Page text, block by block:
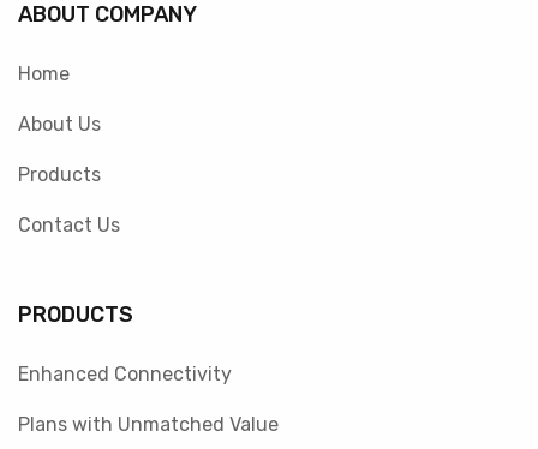
ABOUT COMPANY
Home
About Us
Products
Contact Us
PRODUCTS
Enhanced Connectivity
Plans with Unmatched Value